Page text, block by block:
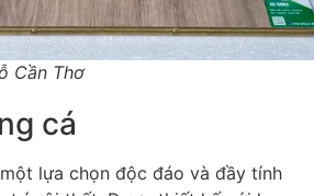
Cần Thơ
cá
lựa chọn độc đáo và đầy tính